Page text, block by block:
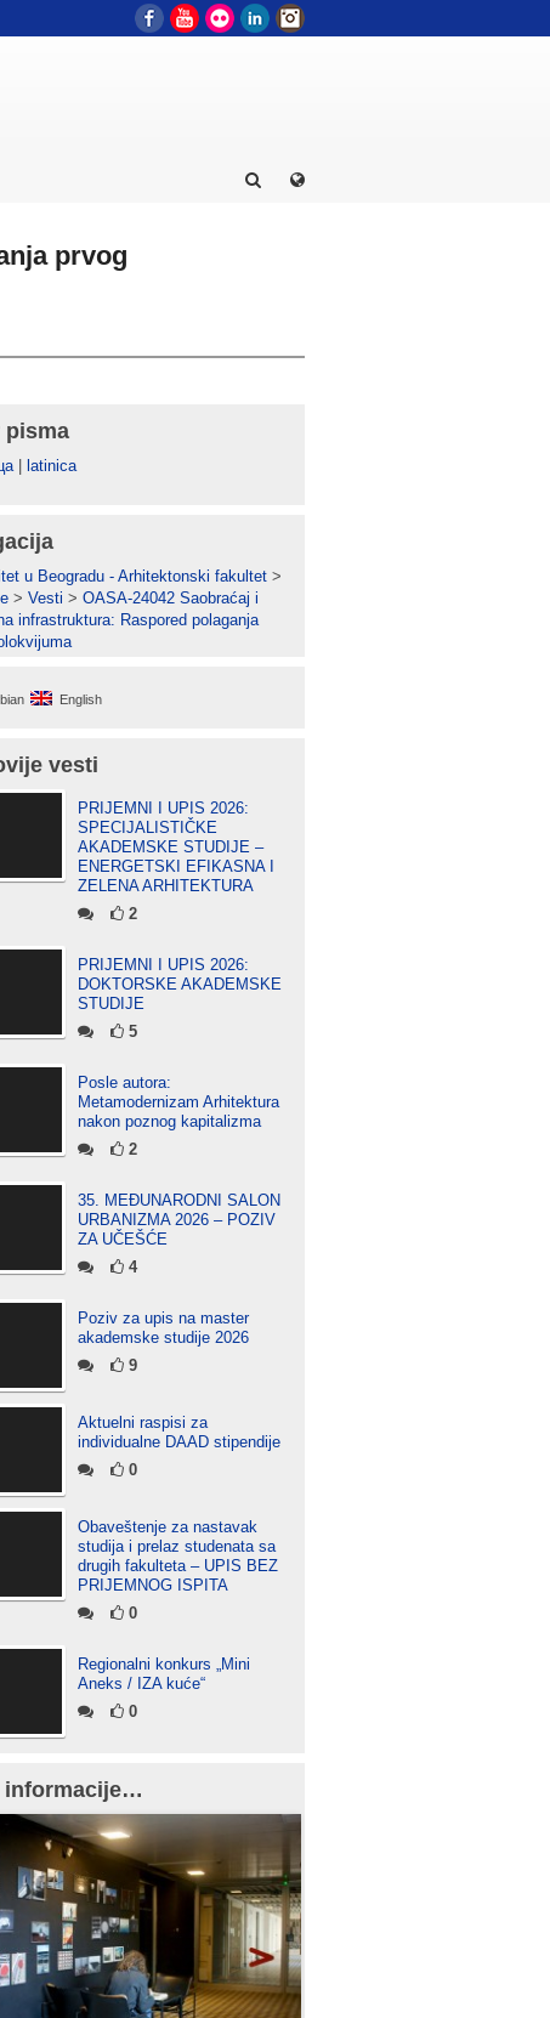
FacebookYouTube
Flickr LinkedIn
prvog
pisma
| latinica
u Beogradu - Arhitektonski fakultet >
> Vesti > OASA-24042 Saobraćaj i
infrastruktura: Raspored polaganja
English
vesti
PRIJEMNI I UPIS 2026:
SPECIJALISTIČKE
AKADEMSKE STUDIJE –
ENERGETSKI EFIKASNA I
ZELENA ARHITEKTURA
2
PRIJEMNI I UPIS 2026:
DOKTORSKE AKADEMSKE
STUDIJE
5
Posle autora:
Metamodernizam Arhitektura
nakon poznog kapitalizma
2
35. MEĐUNARODNI SALON
URBANIZMA 2026 – POZIV
ZA UČEŠĆE
4
Poziv za upis na master
akademske studije 2026
9
Aktuelni raspisi za
individualne DAAD stipendije
0
Obaveštenje za nastavak
studija i prelaz studenata sa
drugih fakulteta – UPIS BEZ
PRIJEMNOG ISPITA
0
Regionalni konkurs „Mini
Aneks / IZA kuće“
0
informacije…